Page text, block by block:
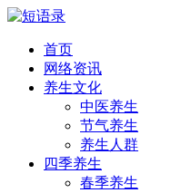
首页
网络资讯
养生文化
中医养生
节气养生
养生人群
四季养生
春季养生